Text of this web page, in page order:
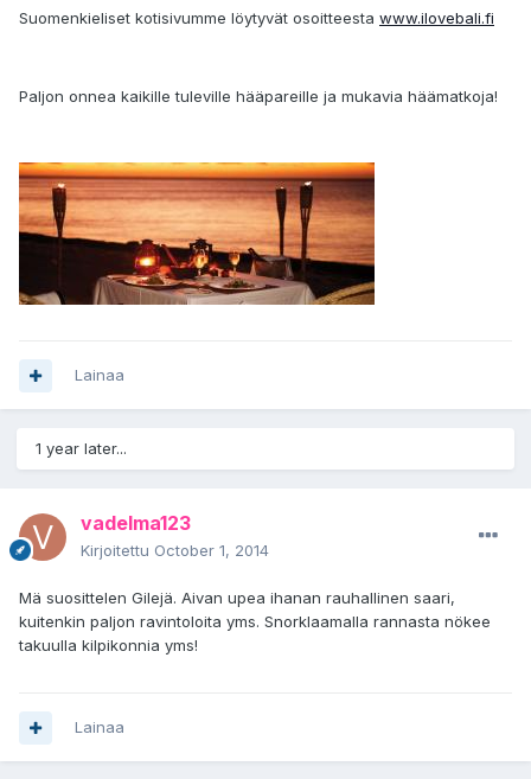
Suomenkieliset kotisivumme löytyvät osoitteesta www.ilovebali.fi
Paljon onnea kaikille tuleville hääpareille ja mukavia häämatkoja!
Lainaa
1 year later...
vadelma123
Kirjoitettu October 1, 2014
Mä suosittelen Gilejä. Aivan upea ihanan rauhallinen saari,
kuitenkin paljon ravintoloita yms. Snorklaamalla rannasta nökee
takuulla kilpikonnia yms!
Lainaa